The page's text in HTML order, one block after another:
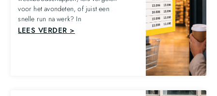
voor het avondeten, of juist een
snelle run na werk? In
LEES VERDER >